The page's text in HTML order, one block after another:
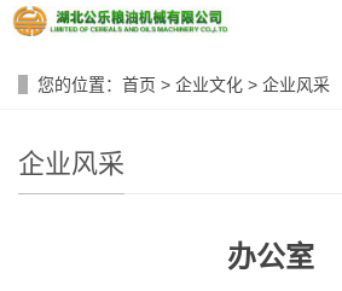
您的位置： 首页 > 企业文化 > 企业风采
企业风采
办公室